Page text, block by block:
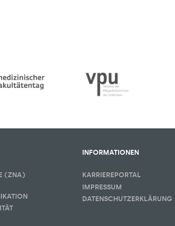
(ZNA)
INFORMATIONEN
KARRIEREPORTAL
IMPRESSUM
DATENSCHUTZERKLÄRUNG